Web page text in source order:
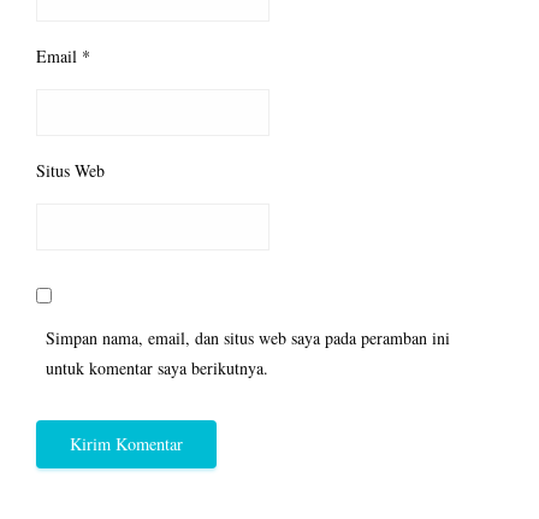
Email *
Situs Web
Simpan nama, email, dan situs web saya pada peramban ini
untuk komentar saya berikutnya.